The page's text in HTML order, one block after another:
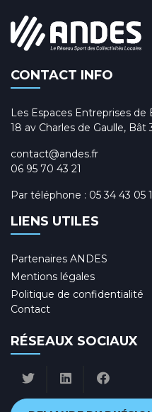
CONTACT INFO
Les Espaces Entreprises de
18 av Charles de Gaulle, Bât
contact@andes.fr
06 95 70 43 21
Par téléphone : 05 34 43 05
LIENS UTILES
Partenaires ANDES
Mentions légales
Politique de confidentialité
Contact
RÉSEAUX SOCIAUX